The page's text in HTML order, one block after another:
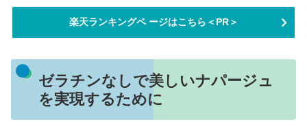
楽天ランキングペ ージはこちら＜PR＞
ゼラチンなしで美しいナパージュ
を実現するために